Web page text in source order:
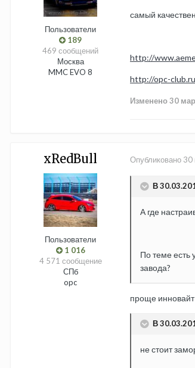
Пользователи
189
469 сообщений
Москва
MMC EVO 8
самый
http://
http://opc-
Изменено30
xRedBull
Пользователи
1 016
4 571 сообщение
СПб
opc
Опубликовано 30
В
А где
По теме есть
завода?
проще инновайт
В
не стоит